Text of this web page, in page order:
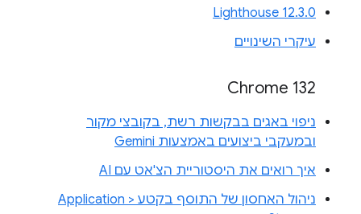
Lighthouse 12.3.0
עיקרי השינויים
Chrome 132
ניפוי באגים בבקשות רשת, בקובצי מקור
ובמעקבי ביצועים באמצעות Gemini
איך רואים את היסטוריית הצ'אט עם AI
ניהול האחסון של התוסף בקטע Application >